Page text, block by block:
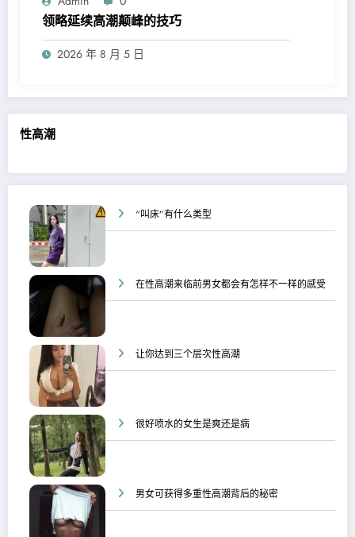
性高潮
“叫床”有什么类型
在性高潮来临前男女都会有怎样不一样的感受
让你达到三个层次性高潮
很好喷水的女生是爽还是病
男女可获得多重性高潮背后的秘密
领略延续高潮颠峰的技巧
2026 年 8 月 5 日